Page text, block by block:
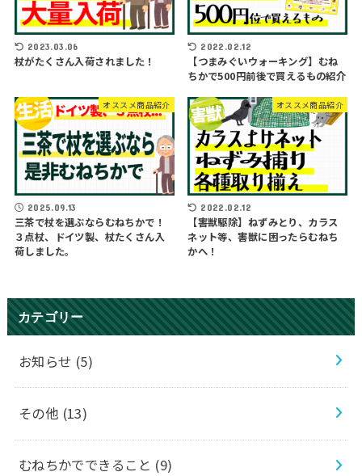
2023.03.06
杖がたくさん入荷されました！
2022.02.12
【つまみぐいウォーキング】むね
ちかで500円前後で買えるもの紹介
オススメ商品紹介
2025.09.13
三茶で杖を選ぶならむねちかで！
３点杖、ドイツ製、杖たくさん入
荷しました。
オススメ商品紹介
2022.02.12
【害獣駆除】ねずみとり、カラス
ネット等、害獣に困ったらむねち
かへ！
カテゴリー
お知らせ (5)
その他 (13)
むねちかでできること (9)